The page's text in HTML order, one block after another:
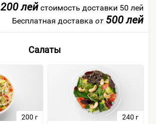
200 лей стоимость доставки 50 лей
Бесплатная доставка от 500 лей
Салаты
200 г
240 г